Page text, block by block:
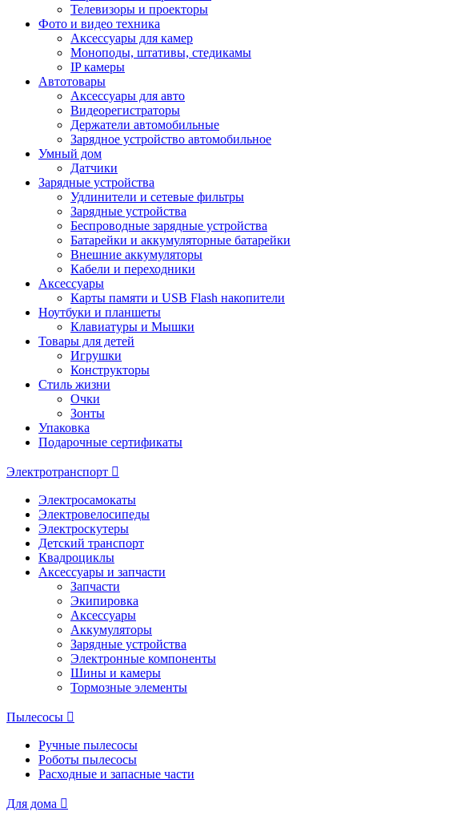
Телевизоры и проекторы
Фото и видео техника
Аксессуары для камер
Моноподы, штативы, стедикамы
IP камеры
Автотовары
Аксессуары для авто
Видеорегистраторы
Держатели автомобильные
Зарядное устройство автомобильное
Умный дом
Датчики
Зарядные устройства
Удлинители и сетевые фильтры
Зарядные устройства
Беспроводные зарядные устройства
Батарейки и аккумуляторные батарейки
Внешние аккумуляторы
Кабели и переходники
Аксессуары
Карты памяти и USB Flash накопители
Ноутбуки и планшеты
Клавиатуры и Мышки
Товары для детей
Игрушки
Конструкторы
Стиль жизни
Очки
Зонты
Упаковка
Подарочные сертификаты
Электротранспорт
Электросамокаты
Электровелосипеды
Электроскутеры
Детский транспорт
Квадроциклы
Аксессуары и запчасти
Запчасти
Экипировка
Аксессуары
Аккумуляторы
Зарядные устройства
Электронные компоненты
Шины и камеры
Тормозные элементы
Пылесосы
Ручные пылесосы
Роботы пылесосы
Расходные и запасные части
Для дома